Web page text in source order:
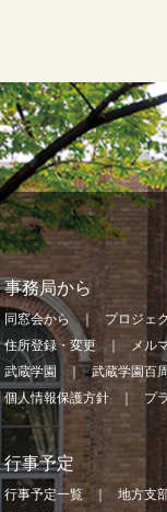
事務局から
同窓会から プロジェ
住所登録・変更
メル
武蔵学園
武蔵学園百
個人情報保護方針
プ
行事予定
行事予定一覧 地方支